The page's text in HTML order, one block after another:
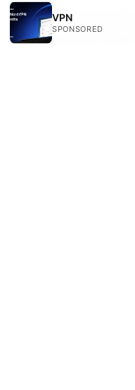
安卓无需注册的免
安卓无需注册的免
VPN
SPONSORED